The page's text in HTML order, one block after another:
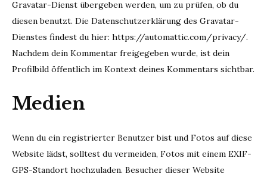
Gravatar-Dienst übergeben werden, um zu prüfen, ob du
diesen benutzt. Die Datenschutzerklärung des Gravatar-
Dienstes findest du hier: https://automattic.com/privacy/.
Nachdem dein Kommentar freigegeben wurde, ist dein
Profilbild öffentlich im Kontext deines Kommentars sichtbar.
Medien
Wenn du ein registrierter Benutzer bist und Fotos auf diese
Website lädst, solltest du vermeiden, Fotos mit einem EXIF-
GPS-Standort hochzuladen. Besucher dieser Website